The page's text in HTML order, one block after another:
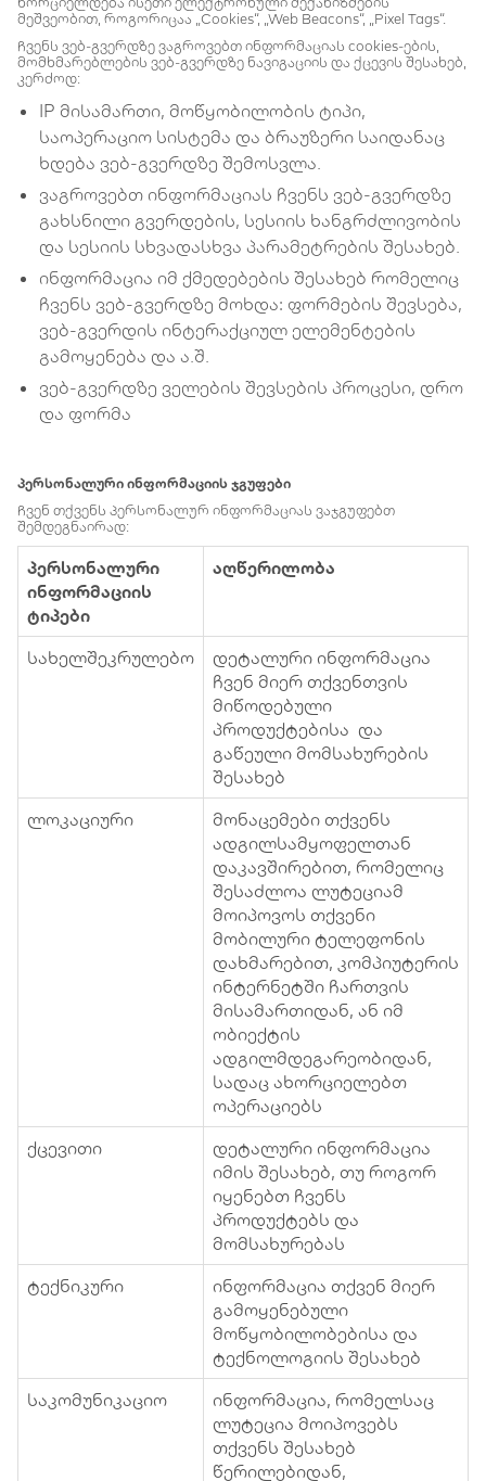
მეშვეობით, როგორიცაა „Cookies“, „Web Beacons“, „Pixel Tags“.
ჩვენს ვებ-გვერდზე ვაგროვებთ ინფორმაციას cookies-ების,
მომხმარებლების ვებ-გვერდზე ნავიგაციის და ქცევის შესახებ,
კერძოდ:
IP მისამართი, მოწყობილობის ტიპი,
საოპერაციო სისტემა და ბრაუზერი საიდანაც
ხდება ვებ-გვერდზე შემოსვლა.
ვაგროვებთ ინფორმაციას ჩვენს ვებ-გვერდზე
გახსნილი გვერდების, სესიის ხანგრძლივობის
და სესიის სხვადასხვა პარამეტრების შესახებ.
ინფორმაცია იმ ქმედებების შესახებ რომელიც
ჩვენს ვებ-გვერდზე მოხდა: ფორმების შევსება,
ვებ-გვერდის ინტერაქციულ ელემენტების
გამოყენება და ა.შ.
ვებ-გვერდზე ველების შევსების პროცესი, დრო
და ფორმა
პერსონალური ინფორმაციის ჯგუფები
ჩვენ თქვენს პერსონალურ ინფორმაციას ვაჯგუფებთ
შემდეგნაირად:
პერსონალური
ინფორმაციის
ტიპები
აღწერილობა
სახელშეკრულებო
დეტალური ინფორმაცია
ჩვენ მიერ თქვენთვის
მიწოდებული
პროდუქტებისა და
გაწეული მომსახურების
შესახებ
ლოკაციური
მონაცემები თქვენს
ადგილსამყოფელთან
დაკავშირებით, რომელიც
შესაძლოა ლუტეციამ
მოიპოვოს თქვენი
მობილური ტელეფონის
დახმარებით, კომპიუტერის
ინტერნეტში ჩართვის
მისამართიდან, ან იმ
ობიექტის
ადგილმდეგარეობიდან,
სადაც ახორციელებთ
ოპერაციებს
ქცევითი
დეტალური ინფორმაცია
იმის შესახებ, თუ როგორ
იყენებთ ჩვენს
პროდუქტებს და
მომსახურებას
ტექნიკური
ინფორმაცია თქვენ მიერ
გამოყენებული
მოწყობილობებისა და
ტექნოლოგიის შესახებ
საკომუნიკაციო
ინფორმაცია, რომელსაც
ლუტეცია მოიპოვებს
თქვენს შესახებ
წერილებიდან,